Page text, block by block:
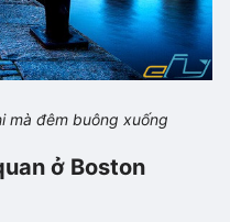
mà đêm buông xuống
ở Boston